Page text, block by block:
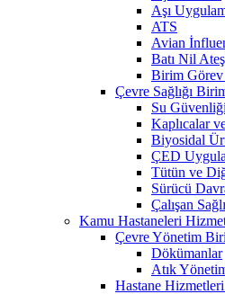
Aşı
ATS
Avian
Batı Nil
Birim Görev
Çevre Sağlığı
Su Güvenliği
Kaplıcalar
Biyosidal
ÇED
Tütün ve
Sürücü
Çalışan
Kamu Hastaneleri
Çevre Yönetim
Dökümanlar
Atık
Hastane